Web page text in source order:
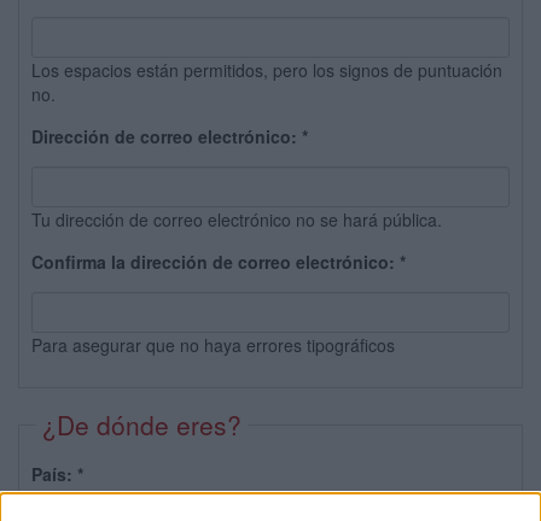
Los espacios están permitidos, pero los signos de puntuación
no.
Dirección de correo electrónico: *
Tu dirección de correo electrónico no se hará pública.
Confirma la dirección de correo electrónico: *
Para asegurar que no haya errores tipográficos
¿De dónde eres?
País: *